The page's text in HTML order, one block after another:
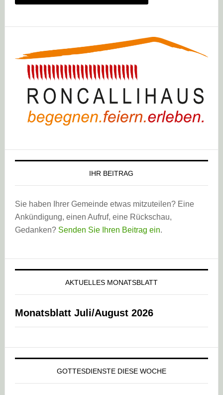
IHR BEITRAG
Sie haben Ihrer Gemeinde etwas mitzuteilen? Eine
Ankündigung, einen Aufruf, eine Rückschau,
Gedanken? Senden Sie Ihren Beitrag ein.
AKTUELLES MONATSBLATT
Monatsblatt Juli/August 2026
GOTTESDIENSTE DIESE WOCHE